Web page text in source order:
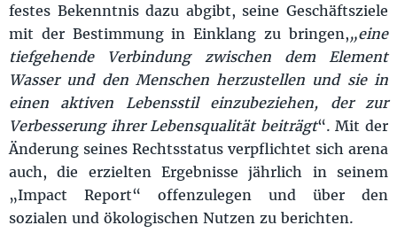
festes Bekenntnis dazu abgibt, seine Geschäftsziele
mit der Bestimmung in Einklang zu bringen,„eine
tiefgehende Verbindung zwischen dem Element
Wasser und den Menschen herzustellen und sie in
einen aktiven Lebensstil einzubeziehen, der zur
Verbesserung ihrer Lebensqualität beiträgt“. Mit der
Änderung seines Rechtsstatus verpflichtet sich arena
auch, die erzielten Ergebnisse jährlich in seinem
„Impact Report“ offenzulegen und über den
sozialen und ökologischen Nutzen zu berichten.